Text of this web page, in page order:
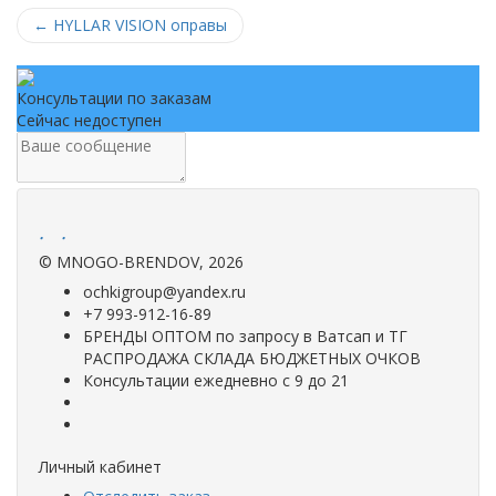
← HYLLAR VISION оправы
Консультации по заказам
Сейчас недоступен
. .
© MNOGO-BRENDOV, 2026
ochkigroup@yandex.ru
+7 993-912-16-89
БРЕНДЫ ОПТОМ по запросу в Ватсап и ТГ
РАСПРОДАЖА СКЛАДА БЮДЖЕТНЫХ ОЧКОВ
Консультации ежедневно с 9 до 21
Личный кабинет